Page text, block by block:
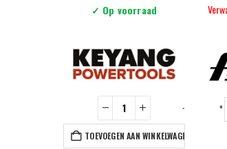
✓ Op voorraad
TOEVOEGEN AAN WINKELWAGEN
- +